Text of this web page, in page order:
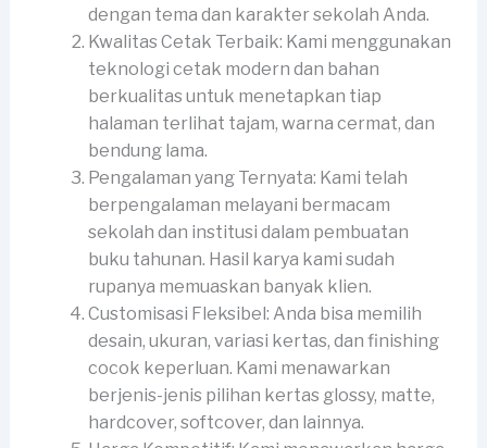
dengan tema dan karakter sekolah Anda.
Kwalitas Cetak Terbaik: Kami menggunakan
teknologi cetak modern dan bahan
berkualitas untuk menetapkan tiap
halaman terlihat tajam, warna cermat, dan
bendung lama.
Pengalaman yang Ternyata: Kami telah
berpengalaman melayani bermacam
sekolah dan institusi dalam pembuatan
buku tahunan. Hasil karya kami sudah
rupanya memuaskan banyak klien.
Customisasi Fleksibel: Anda bisa memilih
desain, ukuran, variasi kertas, dan finishing
cocok keperluan. Kami menawarkan
berjenis-jenis pilihan kertas glossy, matte,
hardcover, softcover, dan lainnya.